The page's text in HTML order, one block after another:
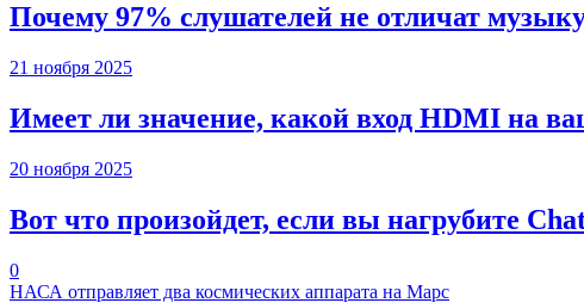
Почему 97% слушателей не отличат
21 ноября 2025
Имеет ли значение, какой вход HDMI на
20 ноября 2025
Вот что произойдет, если вы нагрубите
0
НАСА отправляет два космических аппарата на Марс